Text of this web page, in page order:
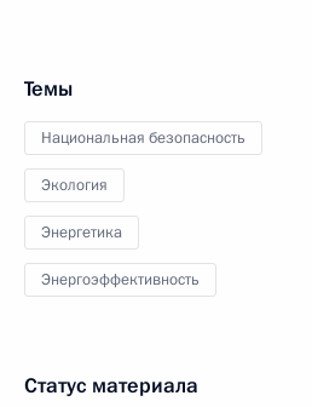
Темы
Национальная безопасность
Экология
Энергетика
Энергоэффективность
Статус материала